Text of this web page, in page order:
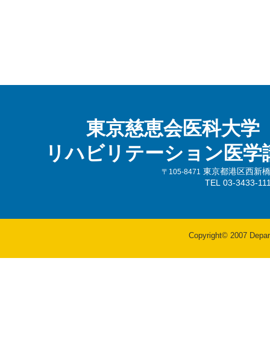
東京慈恵会医科大学
リハビリテーション医学
〒105-8471
東京都港区西新
TEL 03-3433-
Copyright© 2007